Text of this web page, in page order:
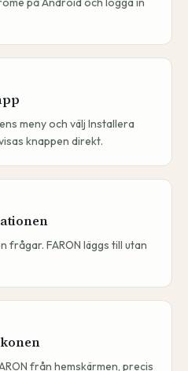
meny och välj Installera
knappen direkt.
frågar. FARON läggs till utan
från hemskärmen, precis